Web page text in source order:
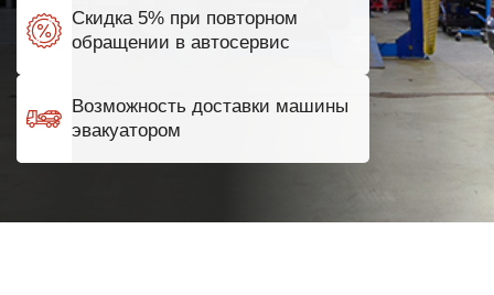
Скидка 5% при повторном
обращении в автосервис
Возможность доставки машины
эвакуатором